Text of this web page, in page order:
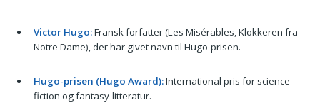
Victor Hugo:Fransk forfatter (Les Misérables, Klokkeren fra
Notre Dame), der har givet navn til Hugo-prisen.
Hugo-prisen (Hugo Award):International pris for science
fiction og fantasy-litteratur.